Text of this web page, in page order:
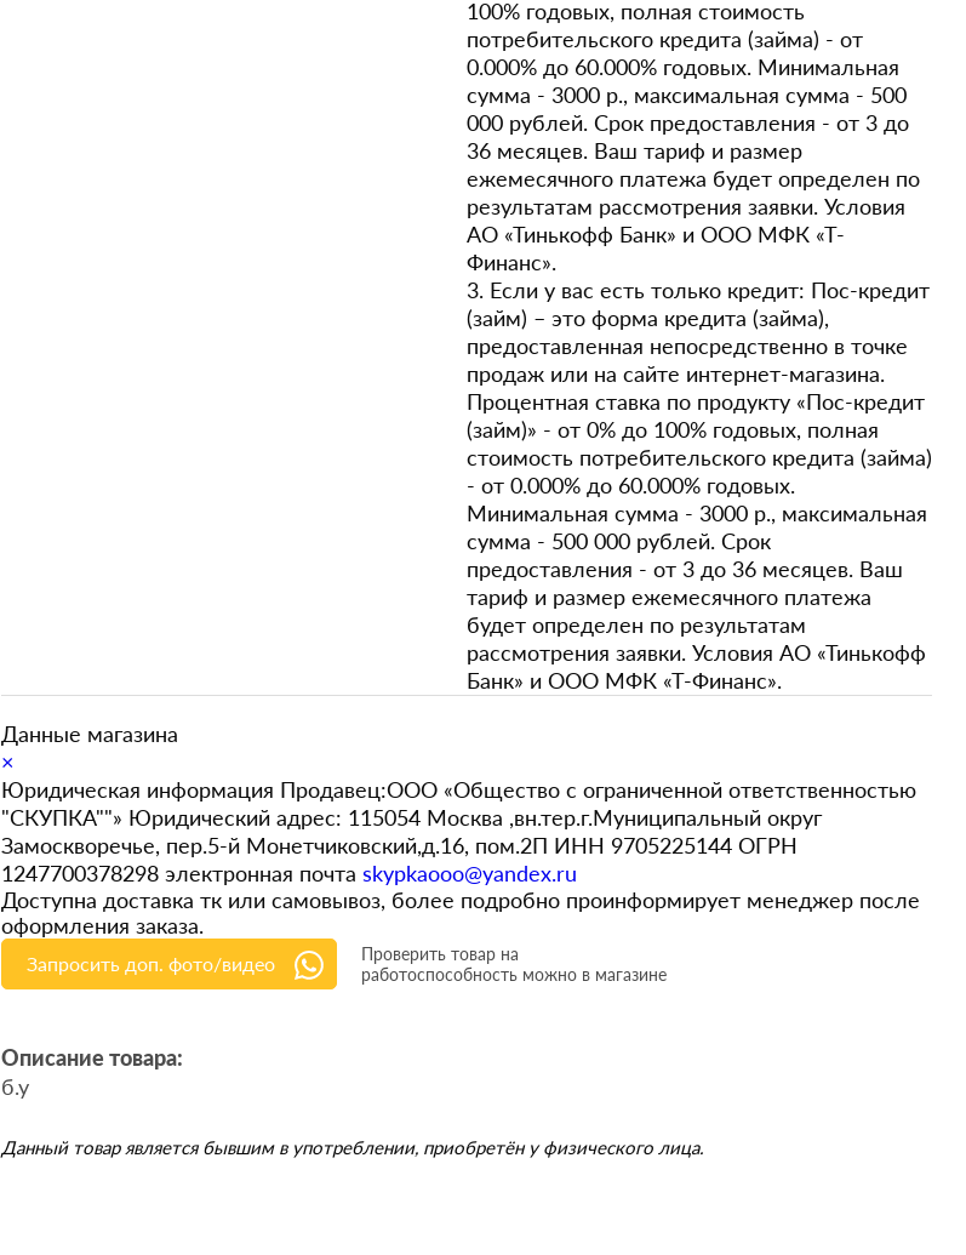
100% годовых, полная стоимость
потребительского кредита (займа) - от
0.000% до 60.000% годовых. Минимальная
сумма - 3000 р., максимальная сумма - 500
000 рублей. Срок предоставления - от 3 до
36 месяцев. Ваш тариф и размер
ежемесячного платежа будет определен по
результатам рассмотрения заявки. Условия
АО «Тинькофф Банк» и ООО МФК «Т-
Финанс».
3. Если у вас есть только кредит: Пос-кредит
(займ) – это форма кредита (займа),
предоставленная непосредственно в точке
продаж или на сайте интернет-магазина.
Процентная ставка по продукту «Пос-кредит
(займ)» - от 0% до 100% годовых, полная
стоимость потребительского кредита (займа)
- от 0.000% до 60.000% годовых.
Минимальная сумма - 3000 р., максимальная
сумма - 500 000 рублей. Срок
предоставления - от 3 до 36 месяцев. Ваш
тариф и размер ежемесячного платежа
будет определен по результатам
рассмотрения заявки. Условия АО «Тинькофф
Банк» и ООО МФК «Т-Финанс».
Данные магазина
×
Юридическая информация Продавец:ООО «Общество с ограниченной ответственностью
"СКУПКА""» Юридический адрес: 115054 Москва ,вн.тер.г.Муниципальный округ
Замоскворечье, пер.5-й Монетчиковский,д.16, пом.2П ИНН 9705225144 ОГРН
1247700378298 электронная почта skypkaooo@yandex.ru
Доступна доставка тк или самовывоз, более подробно проинформирует менеджер после
оформления заказа.
Запросить доп. фото/видео
Проверить товар на
работоспособность можно в магазине
Описание товара:
б.у
Данный товар является бывшим в употреблении, приобретён у физического лица.